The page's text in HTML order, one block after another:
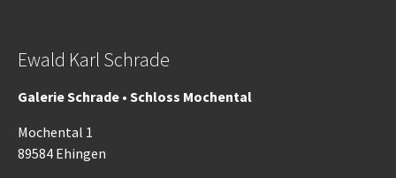
Ewald Karl Schrade
Galerie Schrade • Schloss Mochental
Mochental 1
89584 Ehingen